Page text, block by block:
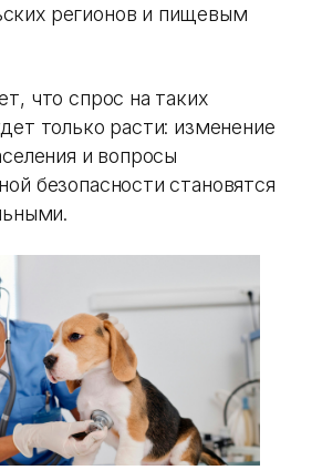
регионов и пищевым
что спрос на таких
только расти: изменение
и вопросы
безопасности становятся